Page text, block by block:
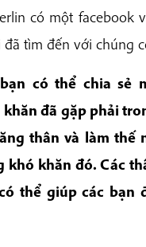
có một facebook
tìm đến với chúng
có thể chia sẻ
đã gặp phải
thân và làm thế
khó khăn đó. Các
thể giúp các bạn